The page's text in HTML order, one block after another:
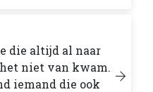
die altijd al naar
niet van kwam.
iemand die ook